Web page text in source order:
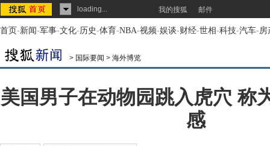
loading... 我的搜狐 邮件
首页-新闻-军事-文化-历史-体育-NBA-视频-娱谈-财经-世相-科技-汽车-房
> 国际要闻 > 海外博览
美国男子在动物园跳入虎穴 称
感